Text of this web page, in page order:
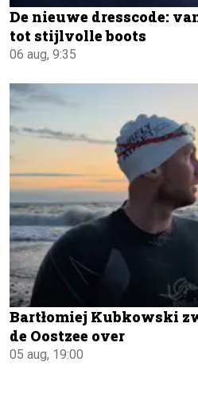
De nieuwe dresscode:
tot stijlvolle boots
06 aug, 9:35
Bartłomiej Kubkowski
de Oostzee over
05 aug, 19:00